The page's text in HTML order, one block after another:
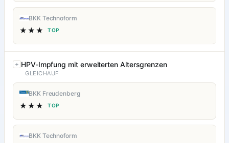
BKK Technoform
★★★ TOP
HPV-Impfung mit erweiterten Altersgrenzen
GLEICHAUF
BKK Freudenberg
★★★ TOP
BKK Technoform